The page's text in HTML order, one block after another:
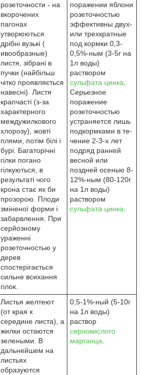
розеточности - на
вкорочених
пагонах
утворюються
дрібні вузькі (
ивообразные)
листя, зібрані в
пучки (найбільш
чітко проявляється
навесні). Листя
крапчасті (з-за
характерного
междужилкового
хлорозу), жовті
плями, потім білі і
бурі. Багаторічні
гілки погано
гілкуються, в
результаті чого
крона стає як би
прозорою. Плоди
зміненої форми і
забарвлення. При
серйозному
ураженні
розеточностью у
дерев
спостерігається
сильне всихання
гілок.
поражении ябло­ни
розеточностью
эффектив­ны двух-
или трехкратные
под­ кормки 0,3-
0,5%-ным (3-5г на
1л воды)
раствором
сульфа­та цинка
Серьезное
пораже­ние
розеточностью
устраняется лишь
подкормками в те­
чение 2-3-х лет
подряд ранней
весной или
поздней осенью 8-
12%-ным (80-120г
на 1л во­ды)
раствором
сульфата цинка
Листья желтеют
(от края к
середине листа), а
жилки остаются
зелеными. В
дальнейшем на
листьях
образуются
0,5-1%-ный (5-10г
на 1л воды)
раствор
сернокислого
марганца